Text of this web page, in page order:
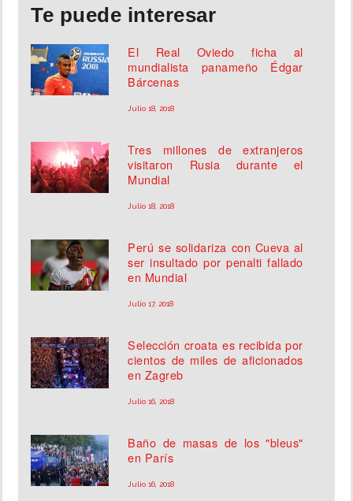
Te puede interesar
El Real Oviedo ficha al
mundialista panameño Édgar
Bárcenas
Julio 18, 2018
Tres millones de extranjeros
visitaron Rusia durante el
Mundial
Julio 18, 2018
Perú se solidariza con Cueva al
ser insultado por penalti fallado
en Mundial
Julio 17, 2018
Selección croata es recibida por
cientos de miles de aficionados
en Zagreb
Julio 16, 2018
Baño de masas de los "bleus"
en París
Julio 16, 2018